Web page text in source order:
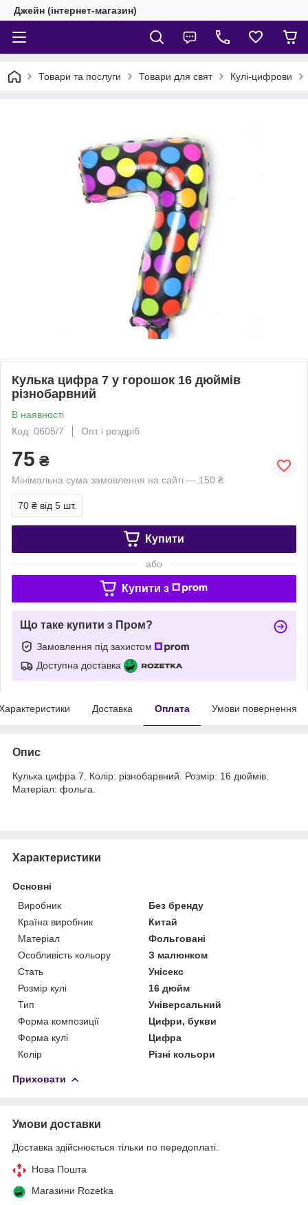
Джейн (інтернет-магазин)
Товари та послуги Товари для свят Кулі-цифрови
Кулька цифра 7 у горошок 16 дюймів
різнобарвний
В наявності
Код: 0605/7
Опт і роздріб
75 ₴
Мінімальна сума замовлення на сайті — 150 ₴
70 ₴ від 5 шт.
Купити
або
Купити з
Що таке купити з Пром?
Замовлення під захистом
Доступна доставка
Доставка Оплата Умови повернення
Опис
Кулька цифра 7. Колір: різнобарвний. Розмір: 16 дюймів.
Матеріал: фольга.
Характеристики
Основні
Виробник
Без бренду
Країна виробник
Китай
Матеріал
Фольговані
Особливість кольору
З малюнком
Стать
Унісекс
Розмір кулі
16 дюйм
Тип
Універсальний
Форма композиції
Цифри, букви
Форма кулі
Цифра
Колір
Різні кольори
Приховати
Умови доставки
Доставка здійснюється тільки по передоплаті.
Нова Пошта
Магазини Rozetka